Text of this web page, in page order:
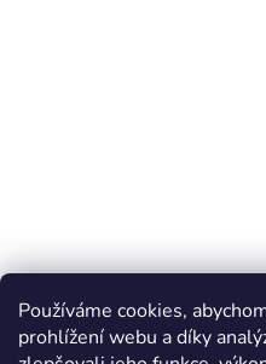
Používáme cookies,
prohlížení webu a díky